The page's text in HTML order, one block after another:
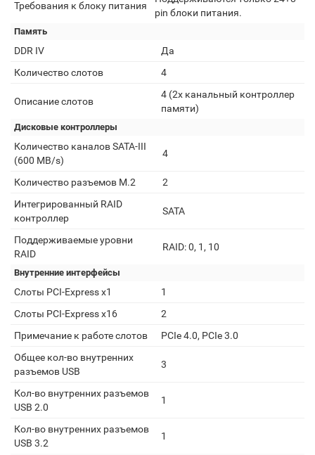
Требования к блоку питания
pin блоки питания.
Память
DDR IV
Да
Количество слотов
4
Описание слотов
4 (2х канальный контроллер
памяти)
Дисковые контроллеры
Количество каналов SATA-III
(600 MB/s)
4
Количество разъемов M.2
2
Интегрированный RAID
контроллер
SATA
Поддерживаемые уровни
RAID
RAID: 0, 1, 10
Внутренние интерфейсы
Слоты PCI-Express x1
1
Слоты PCI-Express x16
2
Примечание к работе слотов
PCIe 4.0, PCIe 3.0
Общее кол-во внутренних
разъемов USB
3
Кол-во внутренних разъемов
USB 2.0
1
Кол-во внутренних разъемов
USB 3.2
1